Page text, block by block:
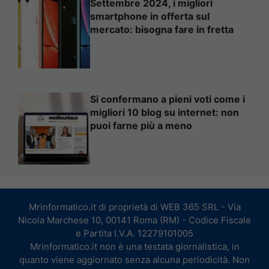
Settembre 2024, i migliori
smartphone in offerta sul
mercato: bisogna fare in fretta
Si confermano a pieni voti come i
migliori 10 blog su internet: non
puoi farne più a meno
Mrinformatico.it di proprietà di WEB 365 SRL - Via
Nicola Marchese 10, 00141 Roma (RM) - Codice Fiscale
e Partita I.V.A. 12279101005
Mrinformatico.it non è una testata giornalistica, in
quanto viene aggiornato senza alcuna periodicità. Non